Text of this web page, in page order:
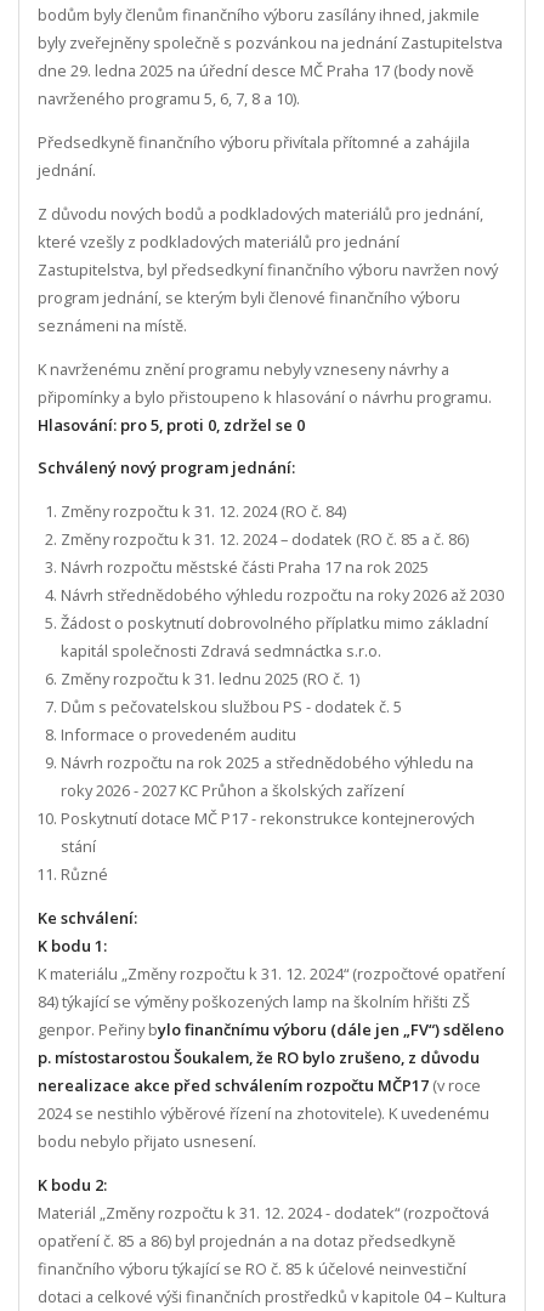
bodům byly členům finančního výboru zasílány ihned, jakmile
byly zveřejněny společně s pozvánkou na jednání Zastupitelstva
dne 29. ledna 2025 na úřední desce MČ Praha 17 (body nově
navrženého programu 5, 6, 7, 8 a 10).
Předsedkyně finančního výboru přivítala přítomné a zahájila
jednání.
Z důvodu nových bodů a podkladových materiálů pro jednání,
které vzešly z podkladových materiálů pro jednání
Zastupitelstva, byl předsedkyní finančního výboru navržen nový
program jednání, se kterým byli členové finančního výboru
seznámeni na místě.
K navrženému znění programu nebyly vzneseny návrhy a
připomínky a bylo přistoupeno k hlasování o návrhu programu.
Hlasování: pro 5, proti 0, zdržel se 0
Schválený nový program jednání:
Změny rozpočtu k 31. 12. 2024 (RO č. 84)
Změny rozpočtu k 31. 12. 2024 – dodatek (RO č. 85 a č. 86)
Návrh rozpočtu městské části Praha 17 na rok 2025
Návrh střednědobého výhledu rozpočtu na roky 2026 až 2030
Žádost o poskytnutí dobrovolného příplatku mimo základní
kapitál společnosti Zdravá sedmnáctka s.r.o.
Změny rozpočtu k 31. lednu 2025 (RO č. 1)
Dům s pečovatelskou službou PS - dodatek č. 5
Informace o provedeném auditu
Návrh rozpočtu na rok 2025 a střednědobého výhledu na
roky 2026 - 2027 KC Průhon a školských zařízení
Poskytnutí dotace MČ P17 - rekonstrukce kontejnerových
stání
Různé
Ke schválení:
K bodu 1:
K materiálu „Změny rozpočtu k 31. 12. 2024“ (rozpočtové opatření
84) týkající se výměny poškozených lamp na školním hřišti ZŠ
genpor. Peřiny bylo finančnímu výboru (dále jen „FV“) sděleno
p. místostarostou Šoukalem, že RO bylo zrušeno, z důvodu
nerealizace akce před schválením rozpočtu MČP17 (v roce
2024 se nestihlo výběrové řízení na zhotovitele). K uvedenému
bodu nebylo přijato usnesení.
K bodu 2:
Materiál „Změny rozpočtu k 31. 12. 2024 - dodatek“ (rozpočtová
opatření č. 85 a 86) byl projednán a na dotaz předsedkyně
finančního výboru týkající se RO č. 85 k účelové neinvestiční
dotaci a celkové výši finančních prostředků v kapitole 04 – Kultura